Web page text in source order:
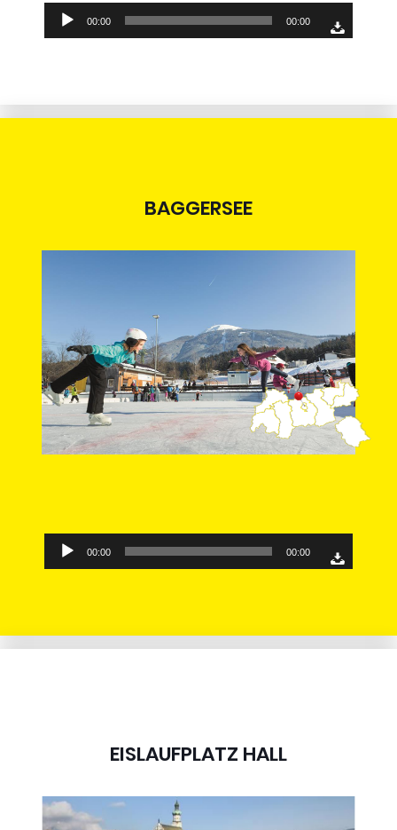
Audio-
Player
00:00 00:00
BAGGERSEE
Audio-
Player
00:00 00:00
EISLAUFPLATZ HALL